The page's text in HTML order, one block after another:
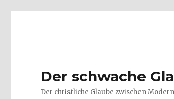
Der schwache
Der christliche Glaube zwischen